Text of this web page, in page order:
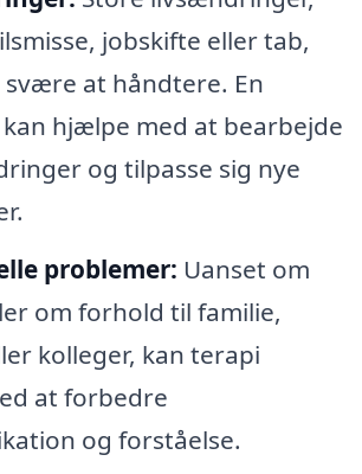
jobskifte eller tab,
at håndtere. En
hjælpe med at bearbejde
og tilpasse sig nye
problemer: Uanset om
om forhold til familie,
kolleger, kan terapi
at forbedre
og forståelse.